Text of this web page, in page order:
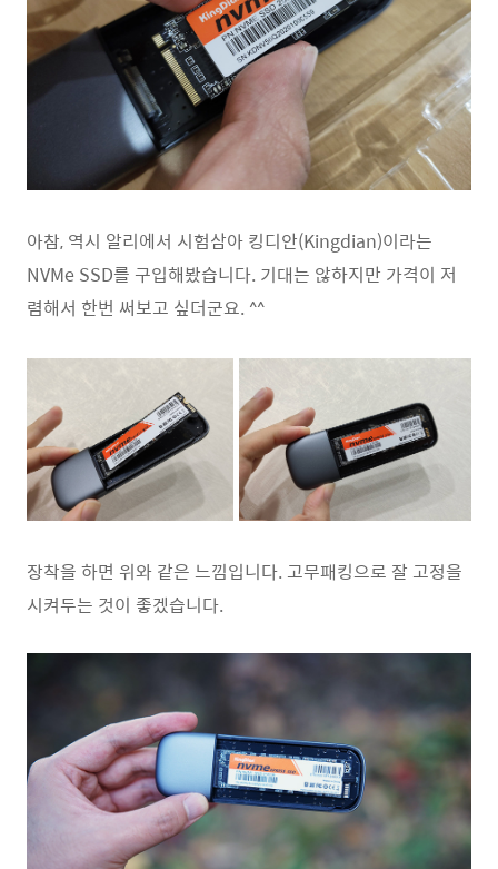
아참, 역시 알리에서 시험삼아 킹디안(Kingdian)이라는
NVMe SSD를 구입해봤습니다. 기대는 않하지만 가격이 저
렴해서 한번 써보고 싶더군요. ^^
장착을 하면 위와 같은 느낌입니다. 고무패킹으로 잘 고정을
시켜두는 것이 좋겠습니다.